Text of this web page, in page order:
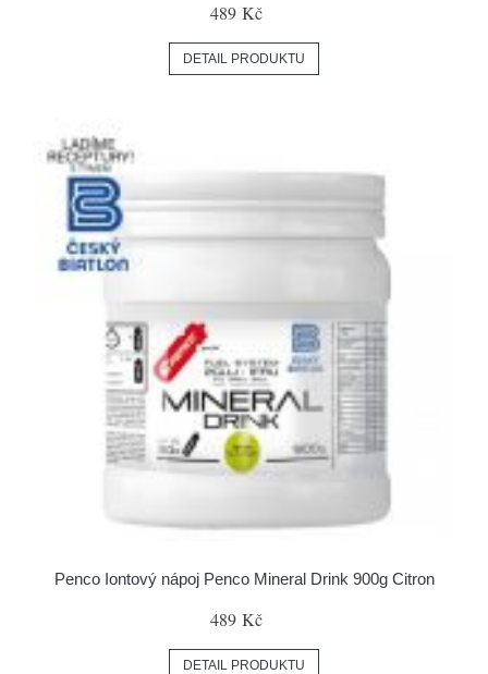
489 Kč
DETAIL PRODUKTU
Penco Iontový nápoj Penco Mineral Drink 900g Citron
489 Kč
DETAIL PRODUKTU